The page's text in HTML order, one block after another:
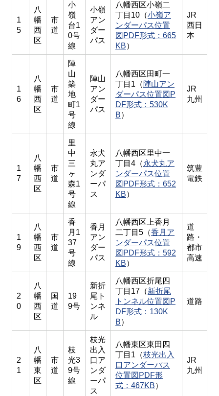
1
5
八
幡
西
区
市
道
小
嶺
台1
0号
線
小嶺
アン
ダー
パス
八幡西区小嶺二
丁目10（小嶺ア
ンダーパス位置
図PDF形式：665
KB）
JR
西日
本
1
6
八
幡
西
区
市
道
陣
山
築
地
町1
号
線
陣山
アン
ダー
パス
八幡西区田町一
丁目1（ 陣山アン
ダーパス位置図P
DF形式：530K
B）
JR
九州
1
7
八
幡
西
区
市
道
里
中
三
ヶ
森1
号
線
永犬
丸ア
ンダ
ーパ
ス
八幡西区里中一
丁目4（永犬丸ア
ンダーパス位置
図PDF形式：652
KB）
筑豊
電鉄
1
9
八
幡
西
区
市
道
香
月1
37
号
線
香月
アン
ダー
パス
八幡西区上香月
二丁目5（香月ア
ンダーパス位置
図PDF形式：592
KB）
道
路・
都市
高速
2
0
八
幡
西
区
国
道
19
9号
新折
尾ト
ンネ
ル
八幡西区折尾四
丁目17（新折尾
トンネル位置図P
DF形式：130K
B）
道路
2
1
八
幡
東
区
市
道
枝
光3
9号
線
枝光
出入
口ア
ンダ
ーパ
ス
八幡東区東田四
丁目1（枝光出入
口アンダーパス
位置図PDF形
式：467KB）
JR
九州